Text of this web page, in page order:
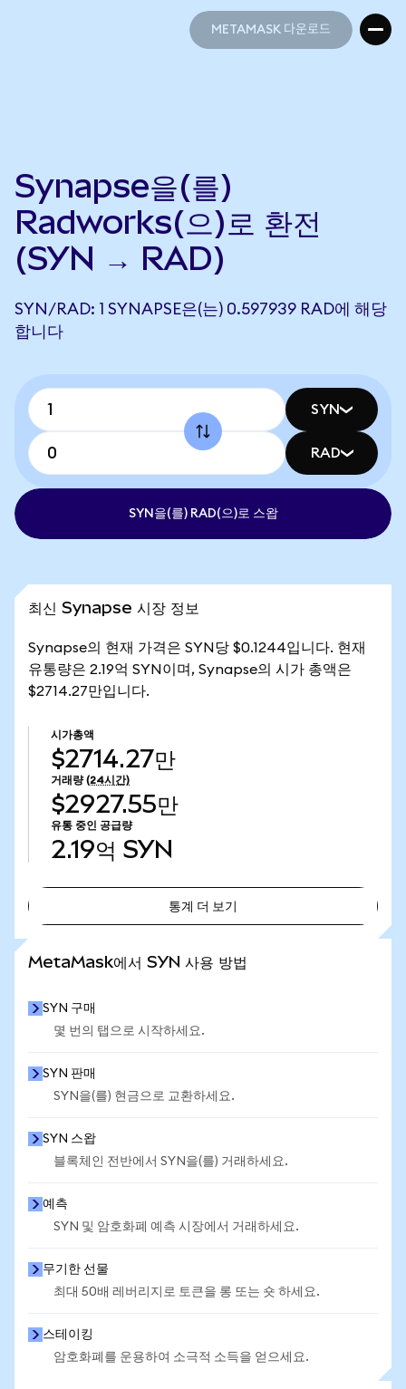
METAMASK 다운로드
Synapse을(를)
Radworks(으)로 환전
(SYN → RAD)
SYN/RAD: 1 SYNAPSE은(는) 0.597939 RAD에 해당
합니다
SYN
RAD
SYN을(를) RAD(으)로 스왑
최신 Synapse 시장 정보
Synapse의 현재 가격은 SYN당 $0.1244입니다. 현재
유통량은 2.19억 SYN이며, Synapse의 시가 총액은
$2714.27만입니다.
시가총액
$2714.27만
거래량 (24시간)
$2927.55만
유통 중인 공급량
2.19억 SYN
통계 더 보기
MetaMask에서 SYN 사용 방법
SYN 구매
몇 번의 탭으로 시작하세요.
SYN 판매
SYN을(를) 현금으로 교환하세요.
SYN 스왑
블록체인 전반에서 SYN을(를) 거래하세요.
예측
SYN 및 암호화폐 예측 시장에서 거래하세요.
무기한 선물
최대 50배 레버리지로 토큰을 롱 또는 숏 하세요.
스테이킹
암호화폐를 운용하여 소극적 소득을 얻으세요.